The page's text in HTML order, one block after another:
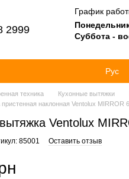
2999
График
Суббота -
Рус
техника Кухонные вытяжки
наклонная Ventolux MIRROR
Ventolux
85001 Оставить отзыв